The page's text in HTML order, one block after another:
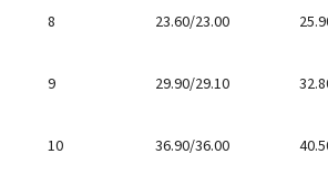
8 23.60/23.00
9 29.90/29.10
10 36.90/36.00